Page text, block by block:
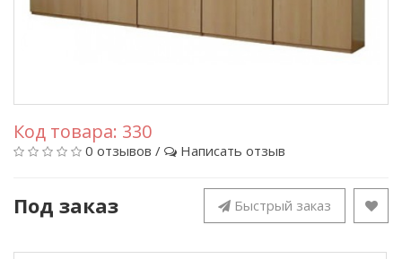
Код товара: 330
0 отзывов / Написать отзыв
Под заказ Быстрый заказ